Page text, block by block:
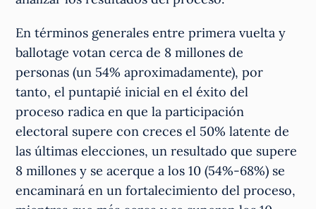
En términos generales entre primera vuelta y
ballotage votan cerca de 8 millones de
personas (un 54% aproximadamente), por
tanto, el puntapié inicial en el éxito del
proceso radica en que la participación
electoral supere con creces el 50% latente de
las últimas elecciones, un resultado que supere
8 millones y se acerque a los 10 (54%-68%) se
encaminará en un fortalecimiento del proceso,